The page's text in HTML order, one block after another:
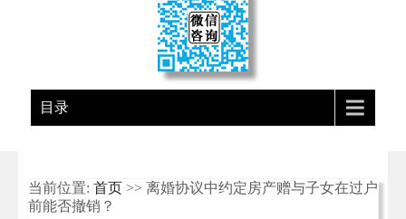
目录
当前位置: 首页 >> 离婚协议中约定房产赠与子女在过户
前能否撤销？